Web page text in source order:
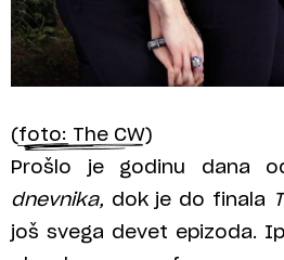
(foto: The CW)
Prošlo je godinu dana
dnevnika, dok je do finala
još svega devet epizoda.